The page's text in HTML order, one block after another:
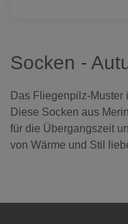
Socken -
Das Fliegenpilz-
Diese Socken aus
für die Übergangszeit
von Wärme und Stil